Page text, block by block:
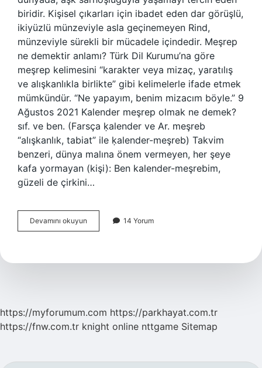
biridir. Kişisel çıkarları için ibadet eden dar görüşlü,
ikiyüzlü münzeviyle asla geçinemeyen Rind,
münzeviyle sürekli bir mücadele içindedir. Meşrep
ne demektir anlamı? Türk Dil Kurumu’na göre
meşrep kelimesini “karakter veya mizaç, yaratılış
ve alışkanlıkla birlikte” gibi kelimelerle ifade etmek
mümkündür. “Ne yapayım, benim mizacım böyle.” 9
Ağustos 2021 Kalender meşrep olmak ne demek?
sıf. ve ben. (Farsça ḳalender ve Ar. meşreb
“alışkanlık, tabiat” ile ḳalender-meşreb) Takvim
benzeri, dünya malına önem vermeyen, her şeye
kafa yormayan (kişi): Ben kalender-meşrebim,
güzeli de çirkini…
Devamını okuyun
Meşrep
14 Yorum
https://myforumum.com https://parkhayat.com.tr
https://fnw.com.tr knight online nttgame Sitemap